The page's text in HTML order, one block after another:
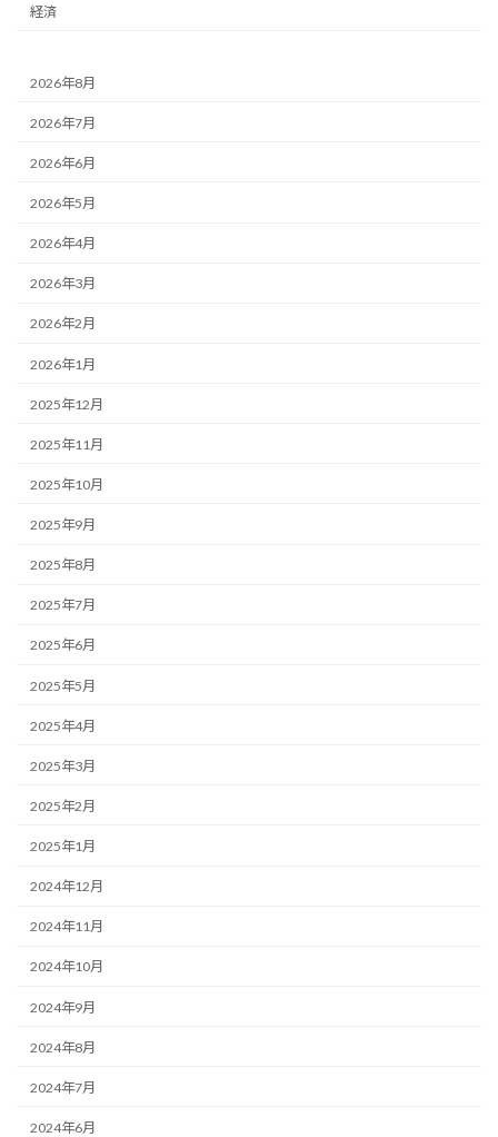
経済
2026年8月
2026年7月
2026年6月
2026年5月
2026年4月
2026年3月
2026年2月
2026年1月
2025年12月
2025年11月
2025年10月
2025年9月
2025年8月
2025年7月
2025年6月
2025年5月
2025年4月
2025年3月
2025年2月
2025年1月
2024年12月
2024年11月
2024年10月
2024年9月
2024年8月
2024年7月
2024年6月